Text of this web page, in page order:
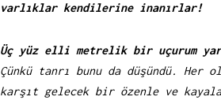
varlıklar kendilerine inanırlar!
Üç yüz elli metrelik bir uçurum
Çünkü tanrı bunu da düşündü.
karşıt gelecek bir özenle ve